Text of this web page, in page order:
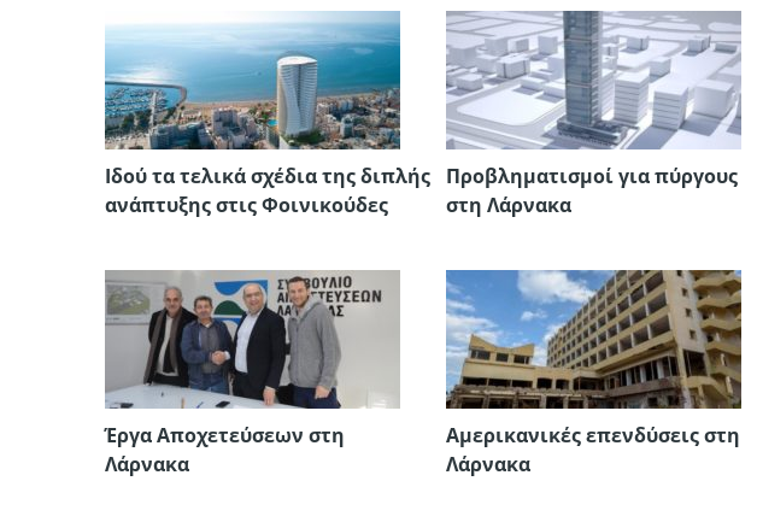
Ιδού τα τελικά σχέδια της διπλής
ανάπτυξης στις Φοινικούδες
Προβληματισμοί για πύργους
στη Λάρνακα
Έργα Αποχετεύσεων στη
Λάρνακα
Αμερικανικές επενδύσεις στη
Λάρνακα